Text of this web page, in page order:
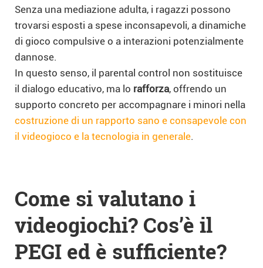
Senza una mediazione adulta, i ragazzi possono
trovarsi esposti a spese inconsapevoli, a dinamiche
di gioco compulsive o a interazioni potenzialmente
dannose.
In questo senso, il parental control non sostituisce
il dialogo educativo, ma lo rafforza, offrendo un
supporto concreto per accompagnare i minori nella
costruzione di un rapporto sano e consapevole con
il videogioco e la tecnologia in generale.
Come si valutano i
videogiochi? Cos’è il
PEGI ed è sufficiente?